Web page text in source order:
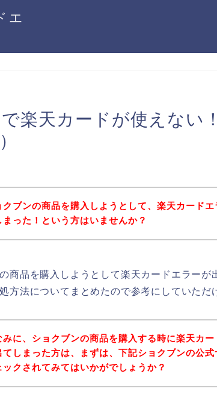
エ
楽天カードが使えない
クブンの商品を購入しようとして、楽天カードエ
まった！という方はいませんか？
商品を購入しようとして楽天カードエラーが
方法についてまとめたので参考にしていただ
みに、ショクブンの商品を購入する時に楽天カー
てしまった方は、まずは、下記ショクブンの公式
ックされてみてはいかがでしょうか？